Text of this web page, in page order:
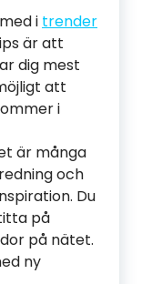
i trender
är att
dig mest
att
i
är många
och
Du
på
på nätet.
ny